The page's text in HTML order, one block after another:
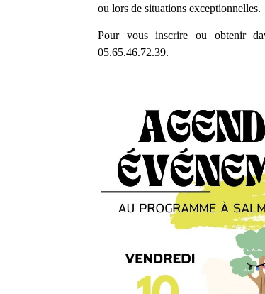
ou lors de situations exceptionnelles.
Pour vous inscrire ou obtenir
05.65.46.72.39.